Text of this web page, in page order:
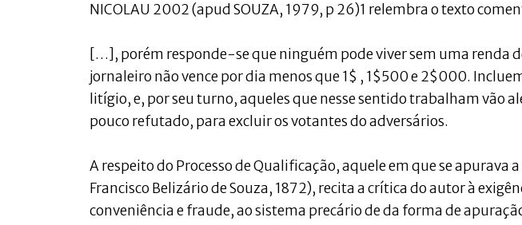
NICOLAU 2002 (apud SOUZA, 1979, p 26)1 relembra o texto
[…], porém responde-se que ninguém pode viver sem uma renda
jornaleiro não vence por dia menos que 1$ , 1$500 e 2$000.
litígio, e, por seu turno, aqueles que nesse sentido trabalham vão
pouco refutado, para excluir os votantes do adversários.
A respeito do Processo de Qualificação, aquele em que se apurava
Francisco Belizário de Souza, 1872), recita a crítica do autor à
conveniência e fraude, ao sistema precário de da forma de